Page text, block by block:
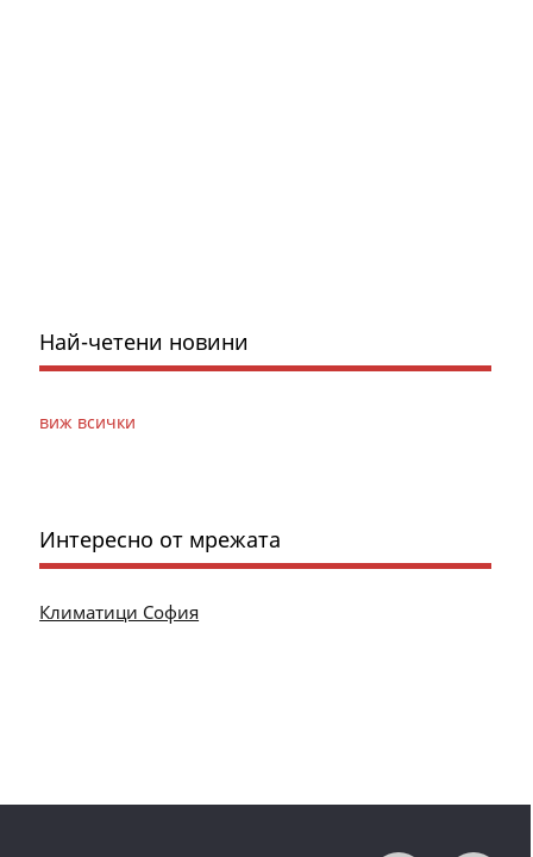
Най-четени новини
виж всички
Интересно от мрежата
Климатици София